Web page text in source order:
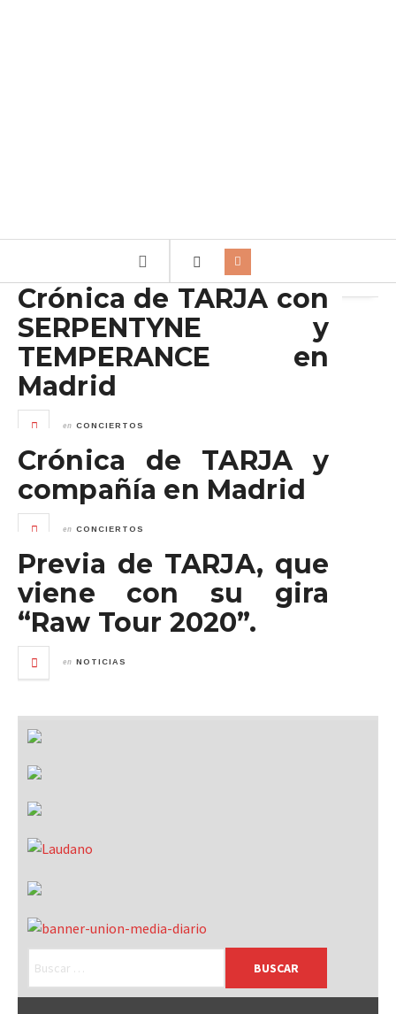
Crónica de TARJA con
SERPENTYNE y
TEMPERANCE en
Madrid
en CONCIERTOS
Crónica de TARJA y
compañía en Madrid
en CONCIERTOS
Previa de TARJA, que
viene con su gira
“Raw Tour 2020”.
en NOTICIAS